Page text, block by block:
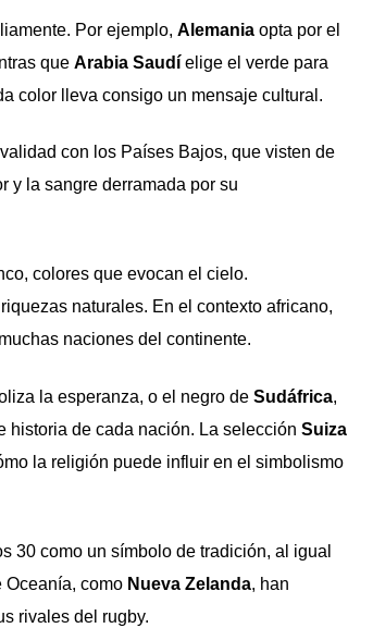
Por ejemplo, Alemaniaopta por el
que Arabia Saudíelige el verde para
color lleva consigo un mensaje cultural.
con los Países Bajos, que visten de
y la sangre derramada por su
colores que evocan el cielo.
naturales. En el contexto africano,
naciones del continente.
la esperanza, o el negro de Sudáfrica,
historia de cada nación. La selección Suiza
la religión puede influir en el simbolismo
30 como un símbolo de tradición, al igual
Oceanía, como Nueva Zelanda, han
rivales del rugby.